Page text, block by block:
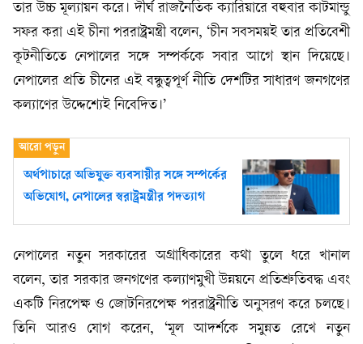
তার উচ্চ মূল্যায়ন করে। দীর্ঘ রাজনৈতিক ক্যারিয়ারে বহুবার কাটমান্ডু
সফর করা এই চীনা পররাষ্ট্রমন্ত্রী বলেন, ‘চীন সবসময়ই তার প্রতিবেশী
কূটনীতিতে নেপালের সঙ্গে সম্পর্ককে সবার আগে স্থান দিয়েছে।
নেপালের প্রতি চীনের এই বন্ধুত্বপূর্ণ নীতি দেশটির সাধারণ জনগণের
কল্যাণের উদ্দেশ্যেই নিবেদিত।’
অর্থপাচারে অভিযুক্ত ব্যবসায়ীর সঙ্গে সম্পর্কের
অভিযোগ, নেপালের স্বরাষ্ট্রমন্ত্রীর পদত্যাগ
নেপালের নতুন সরকারের অগ্রাধিকারের কথা তুলে ধরে খানাল
বলেন, তার সরকার জনগণের কল্যাণমুখী উন্নয়নে প্রতিশ্রুতিবদ্ধ এবং
একটি নিরপেক্ষ ও জোটনিরপেক্ষ পররাষ্ট্রনীতি অনুসরণ করে চলছে।
তিনি আরও যোগ করেন, ‘মূল আদর্শকে সমুন্নত রেখে নতুন